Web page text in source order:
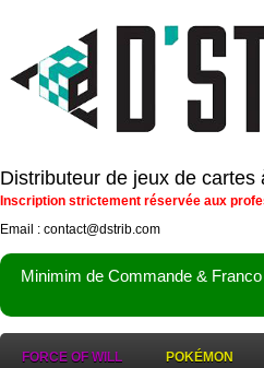
Distributeur de jeux de
Inscription strictement réservée aux
Email : contact@dstrib.com
Minimim de Commande &
FORCE OF WILL POKÉMON